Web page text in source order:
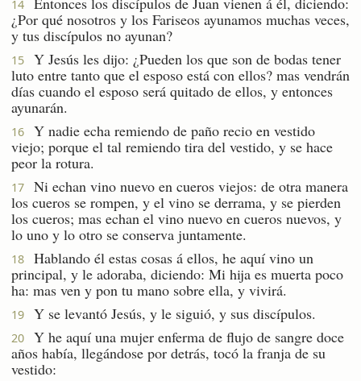
14
¿Por qué nosotros y los Fariseos ayunamos muchas veces,
y tus discípulos no ayunan?
15
Y Jesús les dijo: ¿Pueden los que son de bodas tener
luto entre tanto que el esposo está con ellos? mas vendrán
días cuando el esposo será quitado de ellos, y entonces
ayunarán.
16
Y nadie echa remiendo de paño recio en vestido
viejo; porque el tal remiendo tira del vestido, y se hace
peor la rotura.
17
Ni echan vino nuevo en cueros viejos: de otra manera
los cueros se rompen, y el vino se derrama, y se pierden
los cueros; mas echan el vino nuevo en cueros nuevos, y
lo uno y lo otro se conserva juntamente.
18
Hablando él estas cosas á ellos, he aquí vino un
principal, y le adoraba, diciendo: Mi hija es muerta poco
ha: mas ven y pon tu mano sobre ella, y vivirá.
19 Y se levantó Jesús, y le siguió, y sus discípulos.
20
Y he aquí una mujer enferma de flujo de sangre doce
años había, llegándose por detrás, tocó la franja de su
vestido: